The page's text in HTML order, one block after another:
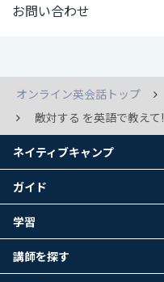
お問い合わせ
オンライン英会話トップ
敵対する を英語で教えて!
ネイティブキャンプ
ガイド
学習
講師を探す